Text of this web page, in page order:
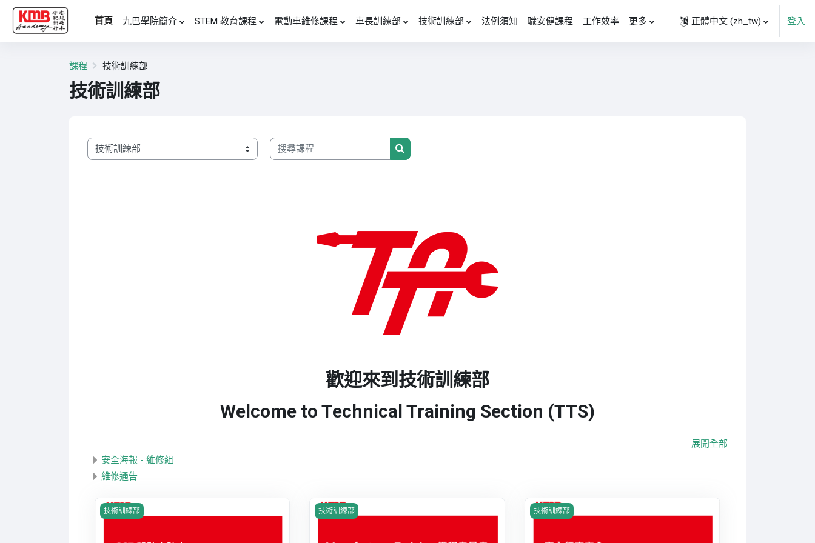
跳至主內容
首頁
九巴學院簡介 STEM 教育課程 電動車維修課程 車長訓練部 技術訓練部 法例須知 職安健課程 工作效率 更多 正體中文 ‎(zh_tw)‎ 登入
課程 技術訓練部
技術訓練部
課程類別
搜尋課程
搜尋課程
歡迎來到技術訓練部
Welcome to Technical Training Section (TTS)
展開全部
安全海報 - 維修組
維修通告
課程圖片 GST 駕駛小貼士
技術訓練部 課程圖片 Manufacturer Training 課程意見書
技術訓練部 課程圖片 廠內行車安全
技術訓練部